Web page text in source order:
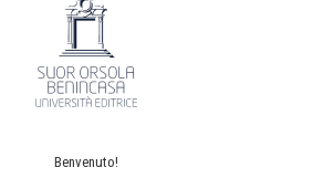
Benvenuto!